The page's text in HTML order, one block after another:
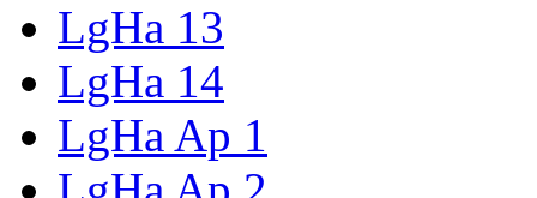
LgHa 13
LgHa 14
LgHa Ap 1